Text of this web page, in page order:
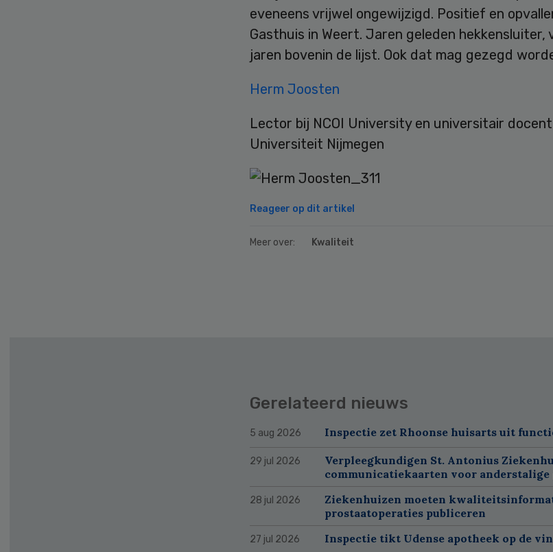
eveneens vrijwel ongewijzigd. Positief en
Gasthuis in Weert. Jaren geleden
jaren bovenin de lijst. Ook dat mag gezegd
Herm Joosten
Lector bij NCOI University en universitair
Universiteit Nijmegen
Reageer op dit artikel
Meer over: Kwaliteit
Gerelateerd nieuws
5 aug 2026 Inspectie zet Rhoonse huisarts uit
29 jul 2026
Verpleegkundigen St. Antonius
communicatiekaarten voor anderstalige
28 jul 2026
Ziekenhuizen moeten
prostaatoperaties publiceren
27 jul 2026 Inspectie tikt Udense apotheek op de